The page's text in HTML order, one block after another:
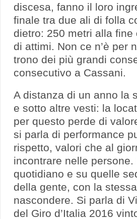
discesa, fanno il loro
finale tra due ali di folla
dietro: 250 metri alla
di attimi. Non ce n’è per
trono dei più grandi
consecutivo a Cassani.
A distanza di un anno la
e sotto altre vesti: la
per questo perde di
si parla di performance
rispetto, valori che al
incontrare nelle
quotidiano e su quelle
della gente, con la
nascondere. Si parla di
del Giro d’Italia 2016